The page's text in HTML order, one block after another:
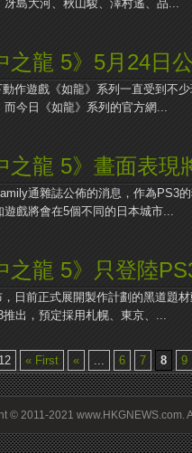
冴島大河、秋山駿、澤村遙、品...
之龍 5》5月24日
作遊戲《如龍》系列一直受到不
而今日《如龍》系列的官方網...
之龍 5》畫面表現
通雜誌公佈的消息，作為PS3
遊戲將會在5個不同的日本城市...
之龍 5》只登陸
日前正式展開製作計劃的黑道題
推出，預定採用札幌、東京、...
« First « ... 6 7 8 9
© 2011-2021 www.HKGNEWS.com.